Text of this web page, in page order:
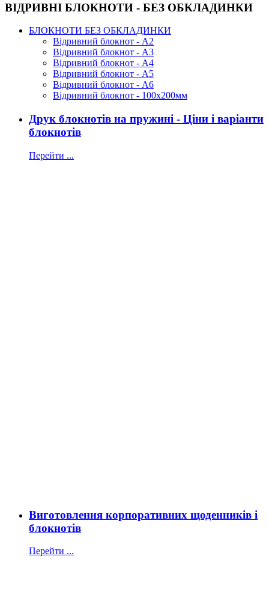
ВІДРИВНІ БЛОКНОТИ - БЕЗ ОБКЛАДИНКИ
БЛОКНОТИ БЕЗ ОБКЛАДИНКИ
Відривний блокнот - А2
Відривний блокнот - А3
Відривний блокнот - А4
Відривний блокнот - А5
Відривний блокнот - А6
Відривний блокнот - 100х200мм
Друк блокнотів на пружині - Ціни і варіанти
блокнотів
Перейти ...
Виготовлення корпоративних щоденників і
блокнотів
Перейти ...